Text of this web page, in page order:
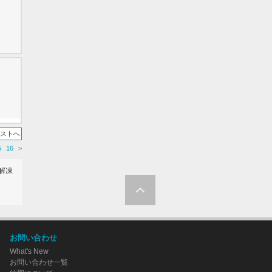
トへ
16 >
凍
お問い合わせ
What's New
お問い合わせ一覧